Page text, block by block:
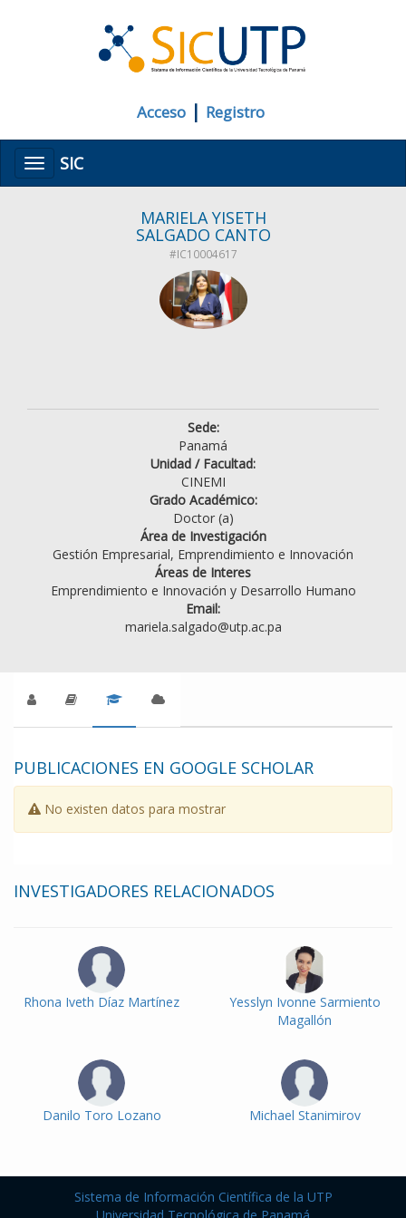
Acceso | Registro
MenúSIC
MARIELA YISETH
SALGADO CANTO
#IC10004617
Sede:
Panamá
Unidad / Facultad:
CINEMI
Grado Académico:
Doctor (a)
Área de Investigación
Gestión Empresarial, Emprendimiento e Innovación
Áreas de Interes
Emprendimiento e Innovación y Desarrollo Humano
Email:
mariela.salgado@utp.ac.pa
PUBLICACIONES EN GOOGLE SCHOLAR
No existen datos para mostrar
INVESTIGADORES RELACIONADOS
Rhona Iveth Díaz Martínez
Yesslyn Ivonne Sarmiento
Magallón
Danilo Toro Lozano Michael Stanimirov
Sistema de Información Científica de la UTP